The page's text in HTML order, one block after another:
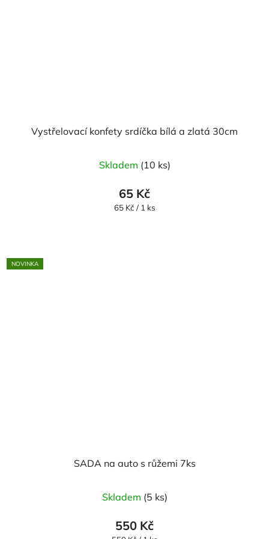
Vystřelovací konfety srdíčka bílá a zlatá 30cm
Skladem (10 ks)
65 Kč
Měrná
65 Kč / 1 ks
NOVINKA
SADA na auto s růžemi 7ks
Skladem (5 ks)
550 Kč